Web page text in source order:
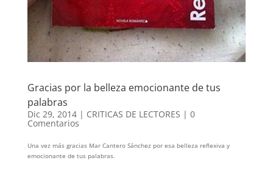
Gracias por la belleza emocionante de tus
palabras
Dic 29, 2014| CRITICAS DE LECTORES | 0
Comentarios
Una vez más gracias Mar Cantero Sánchez por esa belleza reflexiva y
emocionante de tus palabras.